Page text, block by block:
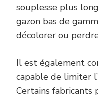
souplesse plus
gazon bas de
décolorer ou
Il est également
capable de limiter
Certains fabricants